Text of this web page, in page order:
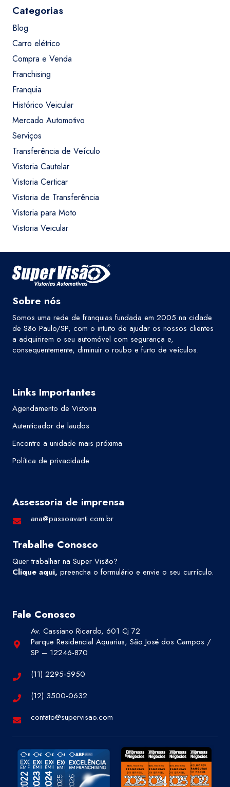
Categorias
Blog
Carro elétrico
Compra e Venda
Franchising
Franquia
Histórico Veicular
Mercado Automotivo
Serviços
Transferência de Veículo
Vistoria Cautelar
Vistoria Certicar
Vistoria de Transferência
Vistoria para Moto
Vistoria Veicular
Sobre nós
Somos uma rede de franquias fundada em 2005 na cidade
de São Paulo/SP, com o intuito de ajudar os nossos clientes
a adquirirem o seu automóvel com segurança e,
consequentemente, diminuir o roubo e furto de veículos.
Links Importantes
Agendamento de Vistoria
Autenticador de laudos
Encontre a unidade mais próxima
Política de privacidade
Assessoria de imprensa
ana@passoavanti.com.br
Trabalhe Conosco
Quer trabalhar na Super Visão?
Clique aqui, preencha o formulário e envie o seu currículo.
Fale Conosco
Av. Cassiano Ricardo, 601 Cj 72
Parque Residencial Aquarius, São José dos Campos /
SP – 12246-870
(11) 2295-5950
(12) 3500-0632
contato@supervisao.com